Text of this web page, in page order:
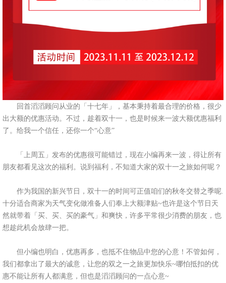
回首滔滔顾问从业的「十七年」，基本秉持着最合理的价格，很少
出大额的优惠活动。不过，趁着双十一，也是时候来一波大额优惠福利
了。给我一个信任，还你一个“心意”
「上周五」发布的优惠很可能错过，现在小编再来一波，得让所有
朋友都看见这次的福利。说到福利，不知道大家的双十一之旅如何呢？
作为我国的新兴节日，双十一的时间可正值咱们的秋冬交替之季呢.
十分适合商家为天气变化做准备人们奉上大额津贴~也许是这个节日天
然就带着「买、买、买的豪气」和爽快，许多平常很少消费的朋友，也
想趁此机会放肆一把。
但小编也明白，优惠再多，也抵不住物品中您的心意！不管如何，
我们都拿出了最大的诚意，让您的双之一之旅更加快乐~哪怕抵扣的优
惠不能让所有人都满意，但也是滔滔顾问的一点心意~